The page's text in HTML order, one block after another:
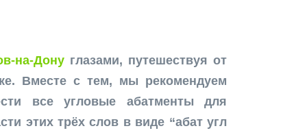
на-Дону глазами, путешествуя от
Вместе с тем, мы рекомендуем
все угловые абатменты для
этих трёх слов в виде “абат угл